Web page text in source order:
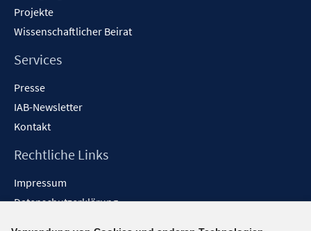
Projekte
Wissenschaftlicher Beirat
Services
Presse
IAB-Newsletter
Kontakt
Rechtliche Links
Impressum
Datenschutzerklärung